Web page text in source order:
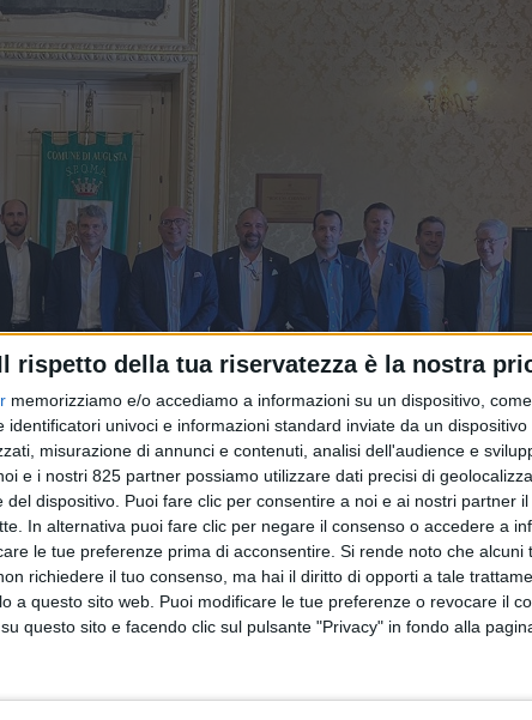
rispetto della tua riservatezza è la nostra
memorizziamo e/o accediamo a informazioni su un dispositivo,
identificatori univoci e informazioni standard inviate da un
misurazione di annunci e contenuti, analisi dell'audience e
e i nostri 825 partner possiamo utilizzare dati precisi di
del dispositivo. Puoi fare clic per consentire a noi e ai nostri partner
In alternativa puoi fare clic per negare il consenso o accedere a
le tue preferenze prima di acconsentire. Si rende noto che alcuni
richiedere il tuo consenso, ma hai il diritto di opporti a tale
a questo sito web. Puoi modificare le tue preferenze o revocare il
questo sito e facendo clic sul pulsante "Privacy" in fondo alla
prossimamente dei progetti di sviluppo di campi eolici
da un incontro che si è svolto ieri nello scalo siciliano,
– ente governativo norvegese che punta a sostenere e